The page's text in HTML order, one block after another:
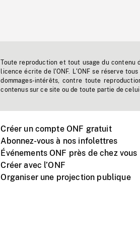
Toute reproduction et tout usage du
licence écrite de l'ONF. L'ONF se réserve
dommages-intérêts, contre toute
contenus sur ce site ou de toute partie de
Créer un compte ONF gratuit
Abonnez-vous à nos infolettres
Événements ONF près de chez vous
Créer avec l’ONF
Organiser une projection publique